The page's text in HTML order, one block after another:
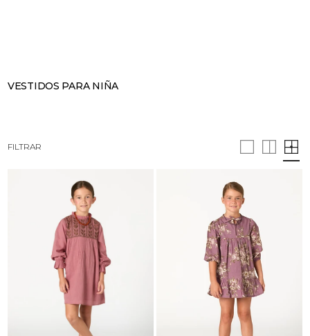
VESTIDOS PARA NIÑA
FILTRAR